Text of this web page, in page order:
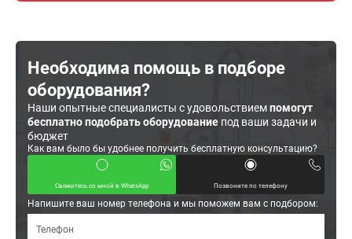
Необходима помощь в подборе
оборудования?
Наши опытные специалисты с удовольствиемпомогут
бесплатно подобрать оборудование под ваши задачи и
бюджет
Как вам было бы удобнее получить бесплатную консультацию?
Свяжитесь со мной в WhatsApp Позвоните по телефону
Напишите ваш номер телефона и мы поможем вам с подбором: